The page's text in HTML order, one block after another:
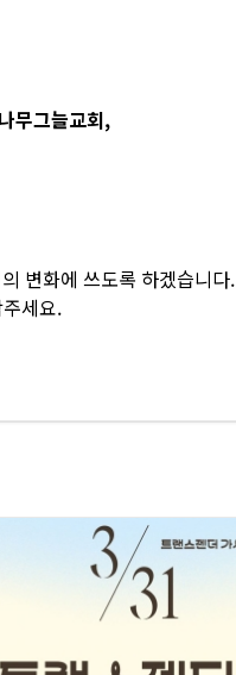
무그늘교회,
변화에 쓰도록 하겠습니다.
세요.